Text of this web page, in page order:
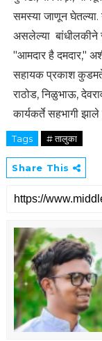
समस्या जाणून घेतल्या.
असलेल्या बांधीलकीने
"आमदार है दमदार,"
सहायक प्रकाश
राठोड, निळुभाऊ,
कार्यकर्ते सहभागी झाले
Tags # तालुका
Share This